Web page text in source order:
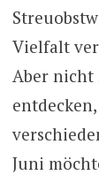
Vielfalt
Aber nicht
Juni